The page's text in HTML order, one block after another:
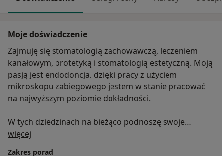
Moje doświadczenie
Zajmuję się stomatologią zachowawczą, leczeniem
kanałowym, protetyką i stomatologią estetyczną. Moją
pasją jest endodoncja, dzięki pracy z użyciem
mikroskopu zabiegowego jestem w stanie pracować
na najwyższym poziomie dokładności.
W tych dziedzinach na bieżąco podnoszę swoje
kwalifikacje, podążając za najnowszymi trendami, tak
więcej
Zakres porad